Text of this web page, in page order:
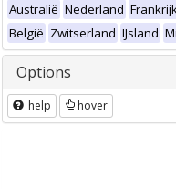
Australië Nederland
België Zwitserland IJsland
Options
help hover